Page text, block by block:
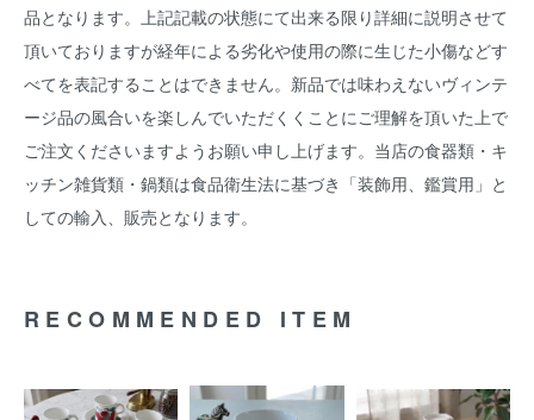
品となります。上記記載の状態にて出来る限り詳細に説明させて
頂いておりますが経年による劣化や使用の際に生じた小傷などす
べてを表記することはできません。新品では味わえないヴィンテ
ージ品の風合いを楽しんでいただくくことにご理解を頂いた上で
ご注文くださいますようお願い申し上げます。当店の食器類・キ
ッチン雑貨類・鍋類は食品衛生法に基づき「装飾用、鑑賞用」と
しての輸入、販売となります。
RECOMMENDED ITEM